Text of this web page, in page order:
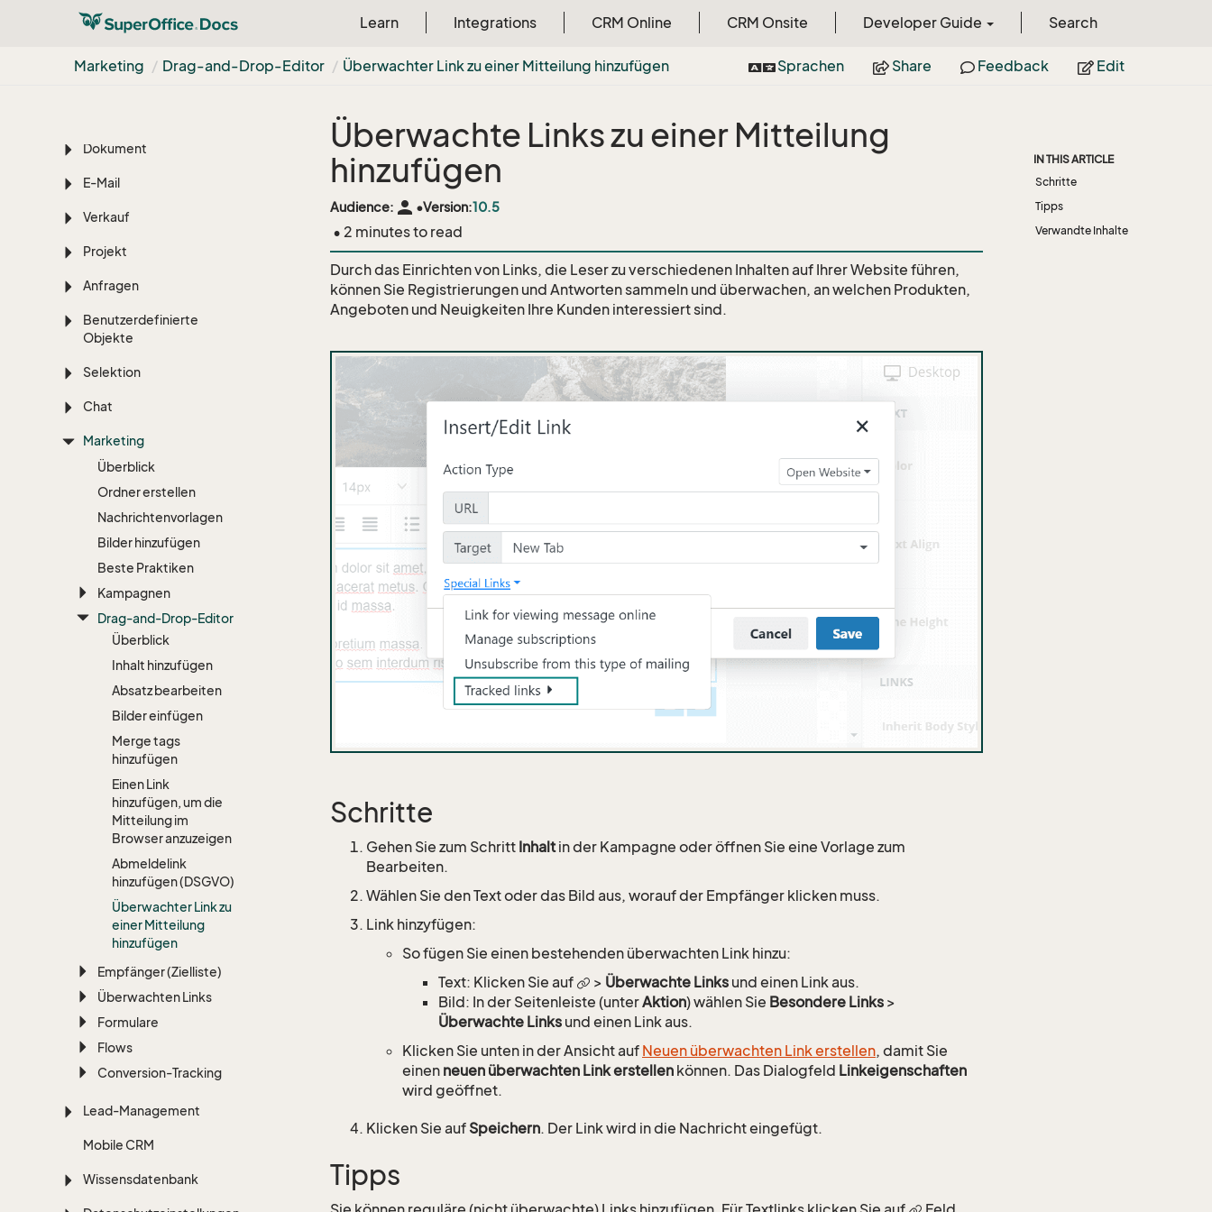
Learn Integrations CRM Online CRM Onsite Developer Guide Search
Marketing Drag-and-Drop-Editor Überwachter Link zu einer Mitteilung hinzufügen Sprachen Share Feedback Edit
Dashboard
Dokument
E-Mail
Verkauf
Projekt
Anfragen
Benutzerdefinierte
Objekte
Selektion
Chat
Marketing
Überblick
Ordner erstellen
Nachrichtenvorlagen
Bilder hinzufügen
Beste Praktiken
Kampagnen
Drag-and-Drop-Editor
Überblick
Inhalt hinzufügen
Absatz bearbeiten
Bilder einfügen
Merge tags
hinzufügen
Einen Link
hinzufügen, um die
Mitteilung im
Browser anzuzeigen
Abmeldelink
hinzufügen (DSGVO)
Überwachter Link zu
einer Mitteilung
hinzufügen
Empfänger (Zielliste)
Überwachten Links
Formulare
Flows
Conversion-Tracking
Lead-Management
Mobile CRM
Wissensdatenbank
Überwachte Links zu einer Mitteilung
hinzufügen
Audience: person •Version:10.5
• 2 minutes to read
Durch das Einrichten von Links, die Leser zu verschiedenen Inhalten auf Ihrer Website führen,
können Sie Registrierungen und Antworten sammeln und überwachen, an welchen Produkten,
Angeboten und Neuigkeiten Ihre Kunden interessiert sind.
Schritte
Gehen Sie zum Schritt Inhaltin der Kampagne oder öffnen Sie eine Vorlage zum
Bearbeiten.
Wählen Sie den Text oder das Bild aus, worauf der Empfänger klicken muss.
Link hinzyfügen:
So fügen Sie einen bestehenden überwachten Link hinzu:
Text: Klicken Sie auf
> Überwachte Links und einen Link aus.
Bild: In der Seitenleiste (unterAktion) wählen Sie Besondere Links >
Überwachte Links und einen Link aus.
Klicken Sie unten in der Ansicht auf Neuen überwachten Link erstellen, damit Sie
einen neuen überwachten Link erstellen können. Das Dialogfeld Linkeigenschaften
wird geöffnet.
Klicken Sie auf Speichern. Der Link wird in die Nachricht eingefügt.
Tipps
IN THIS ARTICLE
Schritte
Tipps
Verwandte Inhalte